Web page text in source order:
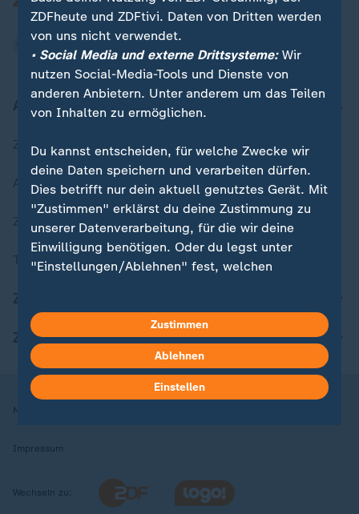
Aktuell bei ZDFheute
Zuletzt veröffentlicht
Aktuelle Sendungs-Videos
ZDFheute Stories
Themen im Überblick
ZDFheute Apps
Nutzungsbedingungen
Impressum
Wechseln zu:
ZDFheute und ZDFtivi. Daten von Dritten werden
von uns nicht verwendet.
• Social Media und externe Drittsysteme:Wir
nutzen Social-Media-Tools und Dienste von
anderen Anbietern. Unter anderem um das Teilen
von Inhalten zu ermöglichen.
Du kannst entscheiden, für welche Zwecke wir
deine Daten speichern und verarbeiten dürfen.
Dies betrifft nur dein aktuell genutztes Gerät. Mit
"Zustimmen" erklärst du deine Zustimmung zu
unserer Datenverarbeitung, für die wir deine
Einwilligung benötigen. Oder du legst unter
"Einstellungen/Ablehnen" fest, welchen
kannst du jederzeit mit Wirkung für die Zukunft
in deinen Einstellungen widerrufen oder ändern.
Hier findest du das Impressum.
Weitere Informationen findest du in unserer
Zustimmen
Ablehnen
Einstellen